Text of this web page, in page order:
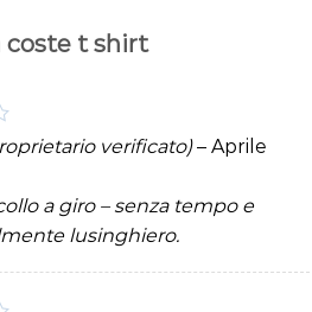
coste t shirt
verificato) – Aprile
a giro – senza tempo e
lusinghiero.